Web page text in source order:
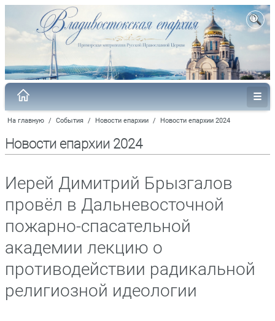
На главную / События / Новости епархии / Новости епархии 2024
Новости епархии 2024
Иерей Димитрий Брызгалов
провёл в Дальневосточной
пожарно-спасательной
академии лекцию о
противодействии радикальной
религиозной идеологии